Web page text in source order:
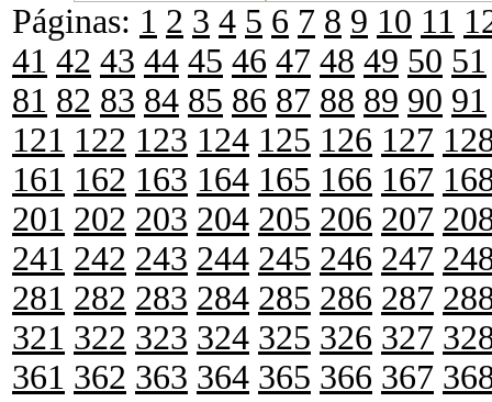
Páginas: 1 2 3 4 5 6 7 8 9 10 11
41 42 43 44 45 46 47 48 49 50 51
81 82 83 84 85 86 87 88 89 90 91
121 122 123 124 125 126 127
161 162 163 164 165 166 167
201 202 203 204 205 206 207
241 242 243 244 245 246 247
281 282 283 284 285 286 287
321 322 323 324 325 326 327
361 362 363 364 365 366 367